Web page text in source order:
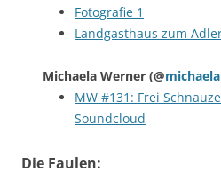
Fotografie 1
Landgasthaus zum
Michaela Werner (@
MW #131: Frei
Soundcloud
Die Faulen: